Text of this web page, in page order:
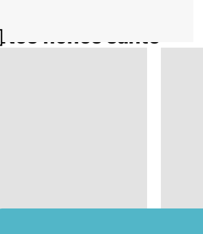
Nos fiches santé